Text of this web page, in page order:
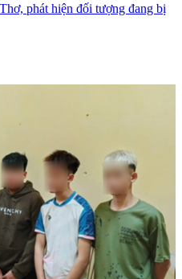
phát hiện đối tượng đang bị